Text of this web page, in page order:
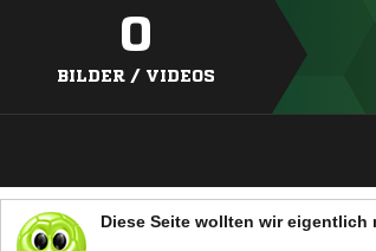
0
BILDER / VIDEOS
Diese Seite wollten wir eigentlich